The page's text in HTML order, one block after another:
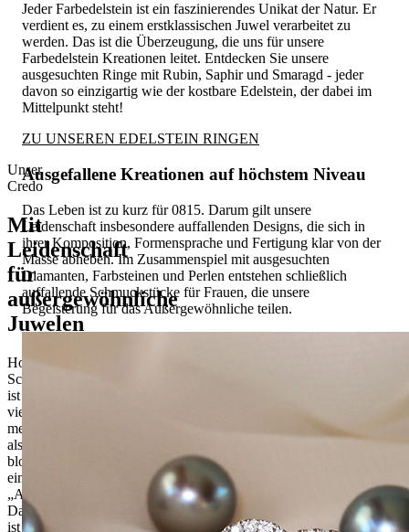
Jeder Farbedelstein ist ein faszinierendes Unikat der Natur. Er
verdient es, zu einem erstklassischen Juwel verarbeitet zu
werden. Das ist die Überzeugung, die uns für unsere
Farbedelstein Kreationen leitet. Entdecken Sie unsere
ausgesuchten Ringe mit Rubin, Saphir und Smaragd - jeder
davon so einzigartig wie der kostbare Edelstein, der dabei im
Mittelpunkt steht!
ZU UNSEREN EDELSTEIN RINGEN
Unser
Credo
Mit
Leidenschaft
für
außergewöhnliche
Juwelen
Hochwertiger
Schmuck
ist
viel
mehr
als
bloß
ein
„Accessoire”.
Das
ist
Ausgefallene Kreationen auf höchstem Niveau
Das Leben ist zu kurz für 0815. Darum gilt unsere
Leidenschaft insbesondere auffallenden Designs, die sich in
ihrer Komposition, Formensprache und Fertigung klar von der
Masse abheben. Im Zusammenspiel mit ausgesuchten
Diamanten, Farbsteinen und Perlen entstehen schließlich
auffallende Schmuckstücke für Frauen, die unsere
Begeisterung für das Außergewöhnliche teilen.